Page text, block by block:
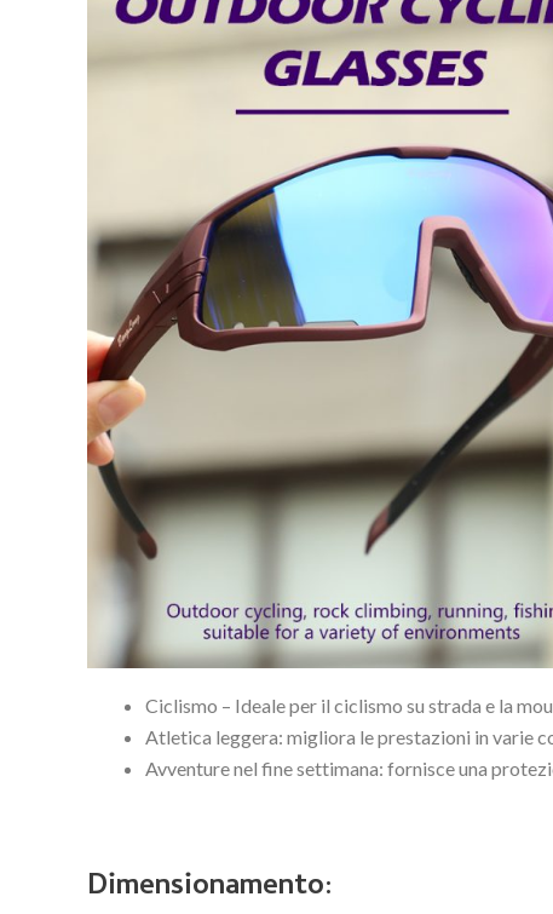
Ciclismo – Ideale per il ciclismo su strada e la
Atletica leggera: migliora le prestazioni in varie
Avventure nel fine settimana: fornisce una
Dimensionamento: